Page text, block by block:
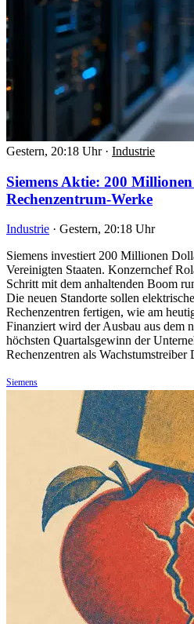
Gestern, 20:18 Uhr · Industrie
Siemens Aktie: 200
Rechenzentrum-Werke
Industrie · Gestern, 20:18 Uhr
Siemens investiert 200 Millionen
Vereinigten Staaten. Konzernchef
Schritt mit dem anhaltenden Boom
Die neuen Standorte sollen
Rechenzentren fertigen, wie am
Finanziert wird der Ausbau aus dem
höchsten Quartalsgewinn der
Rechenzentren als
Siemens